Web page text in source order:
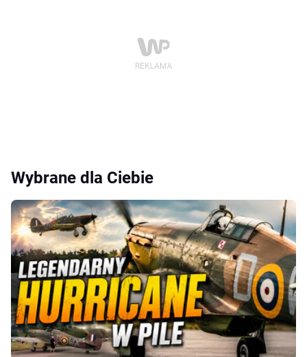
Wybrane dla Ciebie